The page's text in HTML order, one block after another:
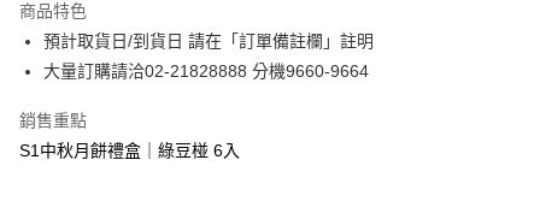
Google Pay
全盈+PAY
大哥付你分期
相關說明
商品特色
預計取貨日/到貨日 請在「訂單備註欄」註明
大量訂購請洽02-21828888 分機9660-9664
銷售重點
S1中秋月餅禮盒｜綠豆椪 6入